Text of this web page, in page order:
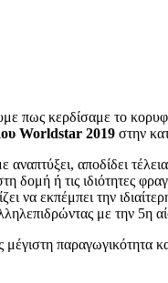
πως κερδίσαμε το
Worldstar 2019 στην
αποδίδει
ή τις ιδιότητες
να εκπέμπει την
με την 5η